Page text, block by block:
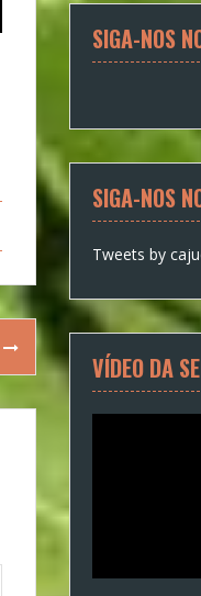
SIGA-NOS
SIGA-NOS
Tweets by
VÍDEO DA